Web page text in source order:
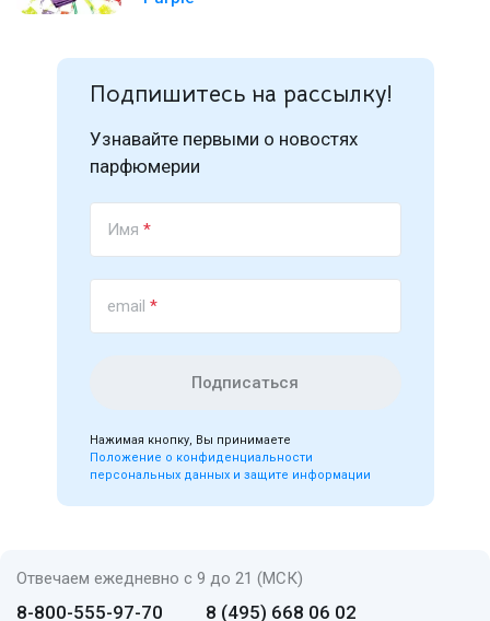
Подпишитесь на рассылку!
Узнавайте первыми о новостях
парфюмерии
Имя *
email *
Подписаться
Нажимая кнопку, Вы принимаете
Положение о конфиденциальности
персональных данных и защите информации
Отвечаем ежедневно с 9 до 21 (МСК)
8-800-555-97-70 8 (495) 668 06 02